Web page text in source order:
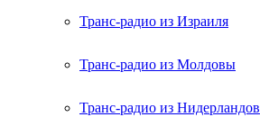
Транс-радио из Израиля
Транс-радио из Молдовы
Транс-радио из Нидерландов